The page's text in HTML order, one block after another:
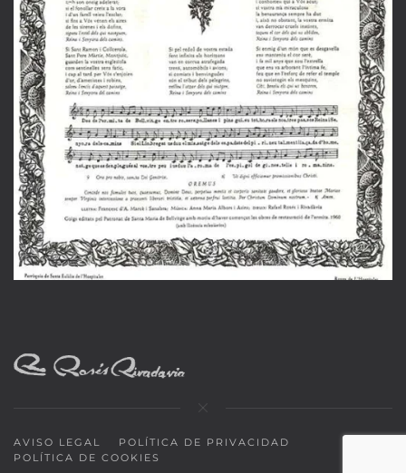
AVISO LEGAL
POLÍTICA DE PRIVACIDAD
POLÍTICA DE COOKIES